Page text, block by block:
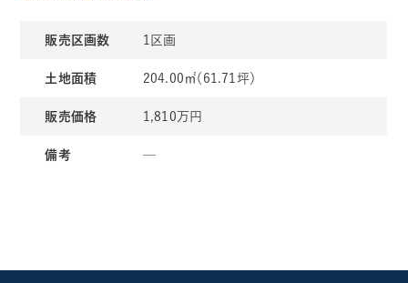
販売区画数 1区画
土地面積 204.00㎡（61.71坪）
販売価格 1,810万円
備考 ─